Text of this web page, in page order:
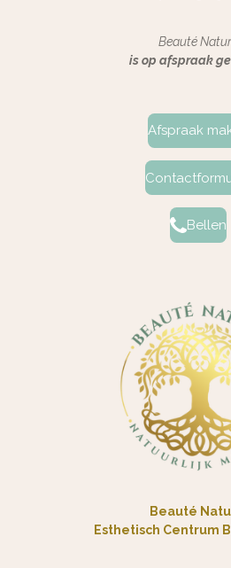
Beauté
is op afspraak
Afspraak
Bellen
Beauté
Esthetisch Centrum